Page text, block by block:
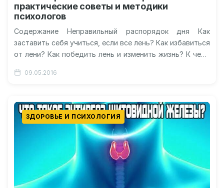
практические советы и методики
психологов
Содержание Неправильный распорядок дня Как
заставить себя учиться, если все лень? Как избавиться
от лени? Как победить лень и изменить жизнь? К чему
09.05.2016
ЗДОРОВЬЕ И ПСИХОЛОГИЯ